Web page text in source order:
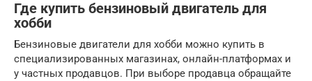
Где купить бензиновый двигатель для
хобби
Бензиновые двигатели для хобби можно купить в
специализированных магазинах, онлайн-платформах и
у частных продавцов. При выборе продавца обращайте